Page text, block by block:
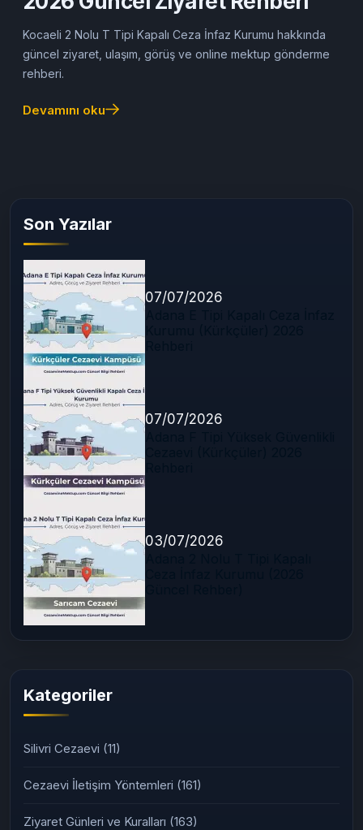
Kocaeli 2 Nolu T Tipi Kapalı Ceza İnfaz Kurumu hakkında
güncel ziyaret, ulaşım, görüş ve online mektup gönderme
rehberi.
Devamını oku
Son Yazılar
07/07/2026
07/07/2026
03/07/2026
Kategoriler
Silivri Cezaevi (11)
Cezaevi İletişim Yöntemleri (161)
Ziyaret Günleri ve Kuralları (163)